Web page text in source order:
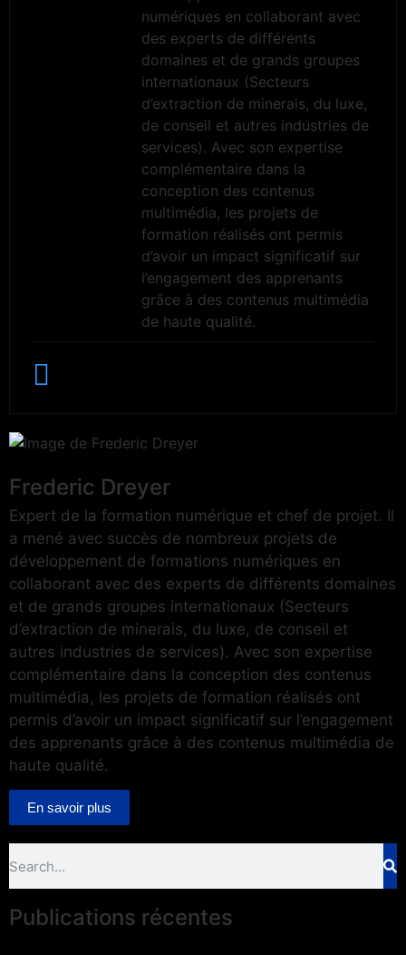
numériques en collaborant avec
des experts de différents
domaines et de grands groupes
internationaux (Secteurs
d’extraction de minerais, du luxe,
de conseil et autres industries de
services). Avec son expertise
complémentaire dans la
conception des contenus
multimédia, les projets de
formation réalisés ont permis
d’avoir un impact significatif sur
l’engagement des apprenants
grâce à des contenus multimédia
de haute qualité.
Frederic Dreyer
Expert de la formation numérique et chef de projet. Il
a mené avec succès de nombreux projets de
développement de formations numériques en
collaborant avec des experts de différents domaines
et de grands groupes internationaux (Secteurs
d’extraction de minerais, du luxe, de conseil et
autres industries de services). Avec son expertise
complémentaire dans la conception des contenus
multimédia, les projets de formation réalisés ont
permis d’avoir un impact significatif sur l’engagement
des apprenants grâce à des contenus multimédia de
haute qualité.
En savoir plus
Publications récentes